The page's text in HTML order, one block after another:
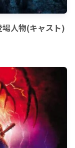
場人物(キャスト)